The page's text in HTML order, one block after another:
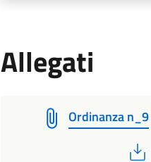
Allegati
Ordinanza n_9